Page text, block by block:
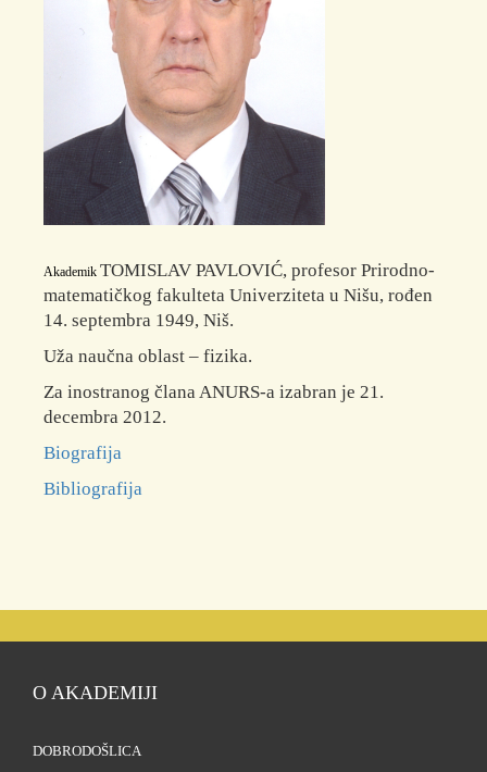
AkademikTOMISLAV PAVLOVIĆ, profesor Prirodno-
matematičkog fakulteta Univerziteta u Nišu, rođen
14. septembra 1949, Niš.
Uža naučna oblast ‒ fizika.
Za inostranog člana ANURS-a izabran je 21.
decembra 2012.
Biografija
Bibliografija
O AKADEMIJI
DOBRODOŠLICA